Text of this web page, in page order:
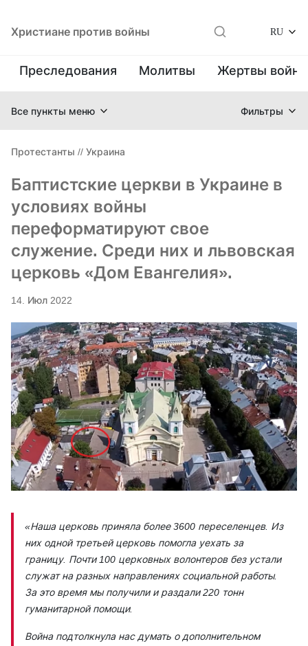
Христиане против войны RU
Преследования Молитвы Жертвы
Все пункты меню Фильтры
Протестанты // Украина
Баптистские церкви в Украине в
условиях войны
переформатируют свое
служение. Среди них и львовская
церковь «Дом Евангелия».
14. Июл 2022
«Наша церковь приняла более 3600 переселенцев. Из
них одной третьей церковь помогла уехать за
границу. Почти 100 церковных волонтеров без устали
служат на разных направлениях социальной работы.
За это время мы получили и раздали 220 тонн
гуманитарной помощи.
Война подтолкнула нас думать о дополнительном